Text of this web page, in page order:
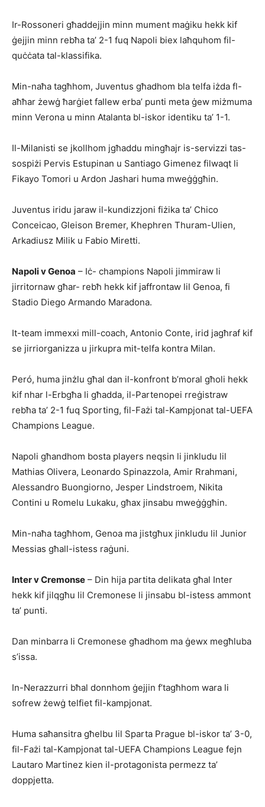
Ir-Rossoneri għaddejjin minn mument maġiku hekk kif
ġejjin minn rebħa ta’ 2-1 fuq Napoli biex laħquhom fil-
quċċata tal-klassifika.
Min-naħa tagħhom, Juventus għadhom bla telfa iżda fl-
aħħar żewġ ħar­ġiet fallew erba’ punti meta ġew miżmuma
minn Verona u minn Atalanta bl-iskor identiku ta’ 1-1.
Il-Milanisti se jkollhom jgħaddu mingħajr is-servizzi tas-
sospiżi Pervis Estupinan u Santiago Gimenez filwaqt li
Fikayo Tomori u Ardon Jashari huma mweġ­ġgħin.
Juventus iridu jaraw il-kundizzjoni fiżika ta’ Chico
Conceicao, Gleison Bremer, Khephren Thu­ram-Ulien,
Arkadiusz Milik u Fabio Miretti.
Napoli v Genoa – Iċ- champions Napoli jimmiraw li
jirritornaw għar- rebħ hekk kif jaffrontaw lil Genoa, fi
Stadio Diego Armando Maradona.
It-team immexxi mill-coach, Antonio Conte, irid jagħraf kif
se jirriorganizza u jirkupra mit-telfa kontra Milan.
Peró, huma jinżlu għal dan il-konfront b’moral għoli hekk
kif nhar l-Erbgħa li għadda, il-Partenopei rreġistraw
rebħa ta’ 2-1 fuq Sporting, fil-Fażi tal-Kampjonat tal-UEFA
Champions League.
Napoli għandhom bosta players neq­sin li jinkludu lil
Mathias Olivera, Leonardo Spinazzola, Amir Rrahmani,
Alessandro Buongiorno, Jesper Lindstroem, Nikita
Contini u Romelu Lukaku, għax jinsabu mweġġgħin.
Min-naħa tagħhom, Ge­noa ma jistgħux jinkludu lil Junior
Messias għall-istess raġuni.
Inter v Cremonse – Din hija partita delikata għal Inter
hekk kif jilqgħu lil Cremonese li jinsabu bl-istess ammont
ta’ punti.
Dan minbarra li Cremonese għadhom ma ġewx megħluba
s’issa.
In-Nerazzurri bħal don­n­hom ġejjin f’tagħhom wara li
sofrew żewġ telfiet fil-kampjonat.
Huma saħansitra għelbu lil Sparta Prague bl-iskor ta’ 3-0,
fil-Fażi tal-Kampjo­nat tal-UEFA Champions Lea­gue fejn
Lautaro Martinez kien il-protagonista permezz ta’
doppjetta.